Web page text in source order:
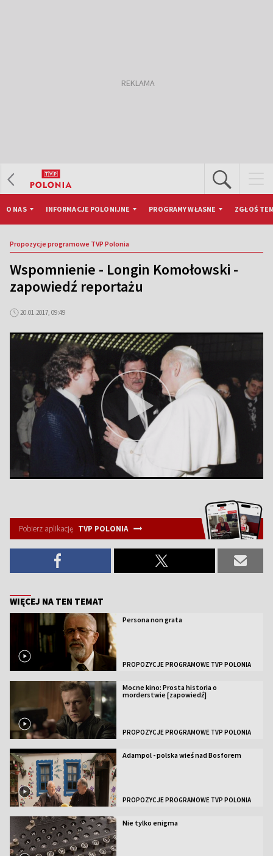
O NAS INFORMACJE POLONIJNE PROGRAMY WŁASNE ZGŁOŚ
Propozycje programowe TVP Polonia
Wspomnienie - Longin Komołowski -
zapowiedź reportażu
20.01.2017, 09:49
Pobierz aplikację TVP POLONIA
WIĘCEJ NA TEN TEMAT
Persona non grata
PROPOZYCJE PROGRAMOWE TVP POLONIA
Mocne kino: Prosta historia o
morderstwie [zapowiedź]
PROPOZYCJE PROGRAMOWE TVP POLONIA
Adampol - polska wieś nad Bosforem
PROPOZYCJE PROGRAMOWE TVP POLONIA
Nie tylko enigma